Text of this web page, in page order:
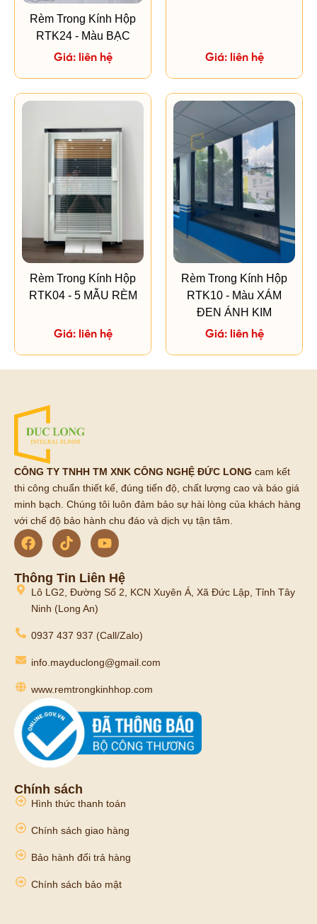
Rèm Trong Kính Hộp
RTK24 - Màu BẠC
Giá: liên hệ
Giá: liên hệ
Rèm Trong Kính Hộp
RTK04 - 5 MẪU RÈM
Giá: liên hệ
Rèm Trong Kính Hộp
RTK10 - Màu XÁM
ĐEN ÁNH KIM
Giá: liên hệ
CÔNG TY TNHH TM XNK CÔNG NGHỆ ĐỨC LONG cam kết
thi công chuẩn thiết kế, đúng tiến độ, chất lượng cao và báo giá
minh bạch. Chúng tôi luôn đảm bảo sự hài lòng của khách hàng
với chế độ bảo hành chu đáo và dịch vụ tận tâm.
Thông Tin Liên Hệ
Lô LG2, Đường Số 2, KCN Xuyên Á, Xã Đức Lập, Tỉnh Tây
Ninh (Long An)
0937 437 937 (Call/Zalo)
info.mayduclong@gmail.com
www.remtrongkinhhop.com
Chính sách
Hình thức thanh toán
Chính sách giao hàng
Bảo hành đổi trả hàng
Chính sách bảo mật